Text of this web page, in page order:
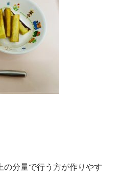
分量で行う方が作りやす